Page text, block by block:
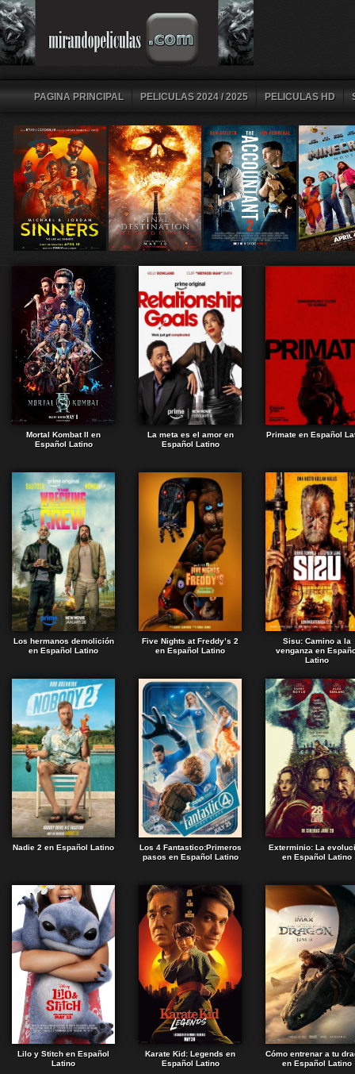
PAGINA PRINCIPAL PELICULAS 2024 / 2025 PELICULAS HD
Mortal Kombat II en
Español Latino
La meta es el amor en
Español Latino
Primate en Español
Los hermanos demolición
en Español Latino
Five Nights at Freddy’s 2
en Español Latino
Sisu: Camino a la
venganza en
Latino
Nadie 2 en Español Latino
Los 4 Fantastico:Primeros
pasos en Español Latino
Exterminio: La
en Español Latino
Lilo y Stitch en Español
Latino
Karate Kid: Legends en
Español Latino
Cómo entrenar a tu
en Español Latino